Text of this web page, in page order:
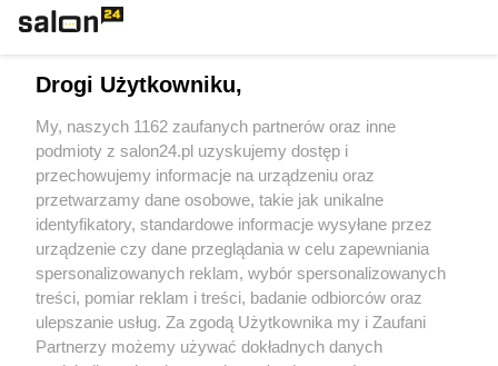
Sport
Społeczeństwo
Kultura
X Facebook Instagram Youtube
Drogi Użytkowniku,
My, naszych 1162 zaufanych partnerów oraz inne
podmioty z salon24.pl uzyskujemy dostęp i
przechowujemy informacje na urządzeniu oraz
przetwarzamy dane osobowe, takie jak unikalne
identyfikatory, standardowe informacje wysyłane przez
urządzenie czy dane przeglądania w celu zapewniania
spersonalizowanych reklam, wybór spersonalizowanych
treści, pomiar reklam i treści, badanie odbiorców oraz
ulepszanie usług. Za zgodą Użytkownika my i Zaufani
Partnerzy możemy używać dokładnych danych